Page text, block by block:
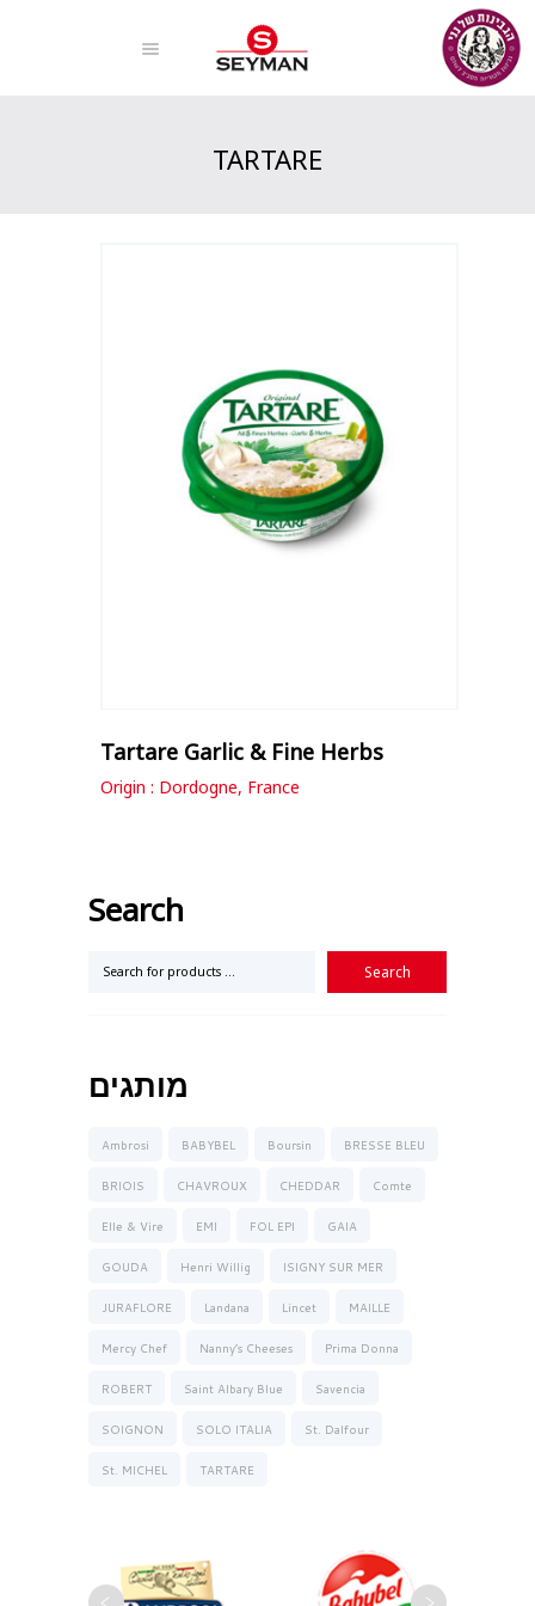
TARTARE
Tartare Garlic & Fine Herbs
Origin : Dordogne, France
Search
מותגים
Ambrosi BABYBEL Boursin BRESSE BLEU
BRIOIS CHAVROUX CHEDDAR Comte
Elle & Vire EMI FOL EPI GAIA
GOUDA Henri Willig ISIGNY SUR MER
JURAFLORE Landana Lincet MAILLE
Mercy Chef Nanny’s Cheeses Prima Donna
ROBERT Saint Albary Blue Savencia
SOIGNON SOLO ITALIA St. Dalfour
St. MICHEL TARTARE